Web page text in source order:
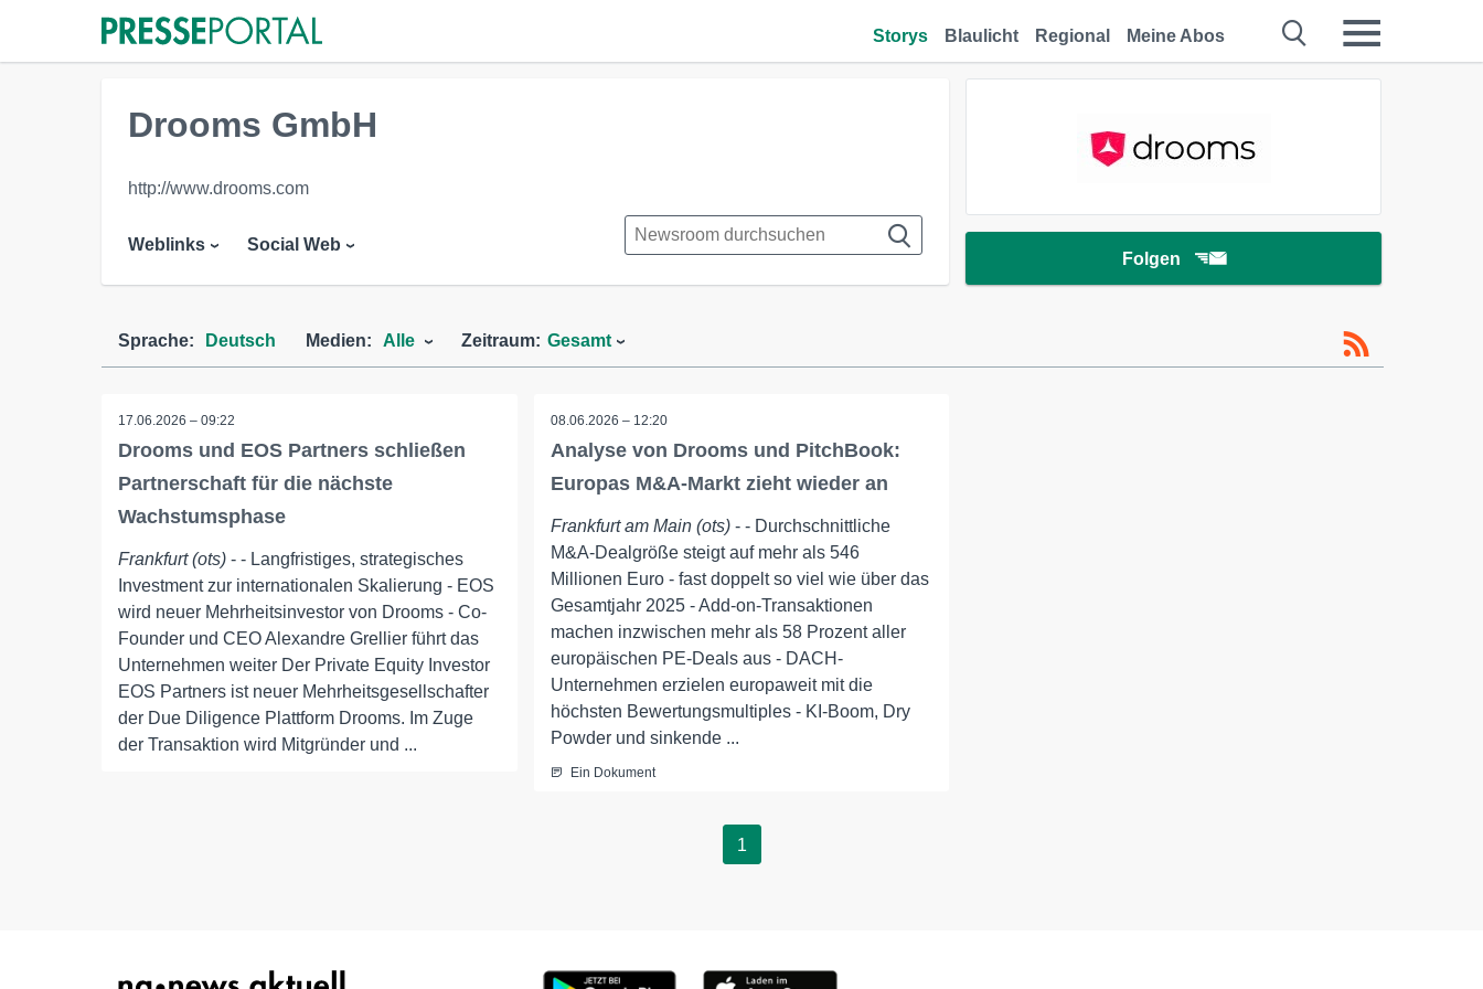
Storys Blaulicht Regional Meine Abos
Folgen
Drooms GmbH
http://www.drooms.com
Weblinks Social Web
Sprache: Deutsch Medien: Alle Zeitraum: Gesamt
17.06.2026 – 09:22
Drooms und EOS Partners schließen
Partnerschaft für die nächste
Wachstumsphase
Frankfurt (ots) - - Langfristiges, strategisches
Investment zur internationalen Skalierung - EOS
wird neuer Mehrheitsinvestor von Drooms - Co-
Founder und CEO Alexandre Grellier führt das
Unternehmen weiter Der Private Equity Investor
EOS Partners ist neuer Mehrheitsgesellschafter
der Due Diligence Plattform Drooms. Im Zuge
der Transaktion wird Mitgründer und ...
08.06.2026 – 12:20
Analyse von Drooms und PitchBook:
Europas M&A-Markt zieht wieder an
Frankfurt am Main (ots)- - Durchschnittliche
M&A-Dealgröße steigt auf mehr als 546
Millionen Euro - fast doppelt so viel wie über das
Gesamtjahr 2025 - Add-on-Transaktionen
machen inzwischen mehr als 58 Prozent aller
europäischen PE-Deals aus - DACH-
Unternehmen erzielen europaweit mit die
höchsten Bewertungsmultiples - KI-Boom, Dry
Powder und sinkende ...
Ein Dokument
1